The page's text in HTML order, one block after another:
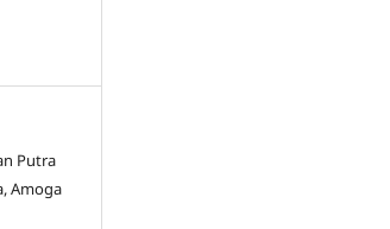
Putra
Amoga